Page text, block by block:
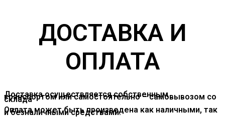
ДОСТАВКА И
ОПЛАТА
Доставка осуществляется собственным
транспортом или самостоятельно – самовывозом со
склада
Оплата может быть произведена как наличными, так
и безналичными средствами.